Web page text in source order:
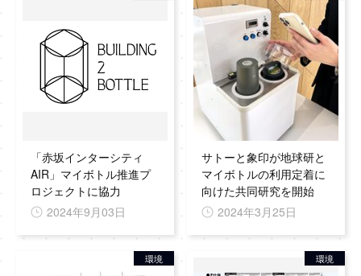
「赤坂インターシティ
AIR」マイボトル推進プ
ロジェクトに協力
2024年9月03日
サトーと象印が地球研と
マイボトルの利用定着に
向けた共同研究を開始
2024年3月25日
環境 環境